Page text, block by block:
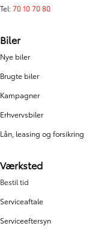
Tel:70 10 70 80
Biler
Nye biler
Brugte biler
Kampagner
Erhvervsbiler
Lån, leasing og forsikring
Værksted
Bestil tid
Serviceaftale
Serviceeftersyn